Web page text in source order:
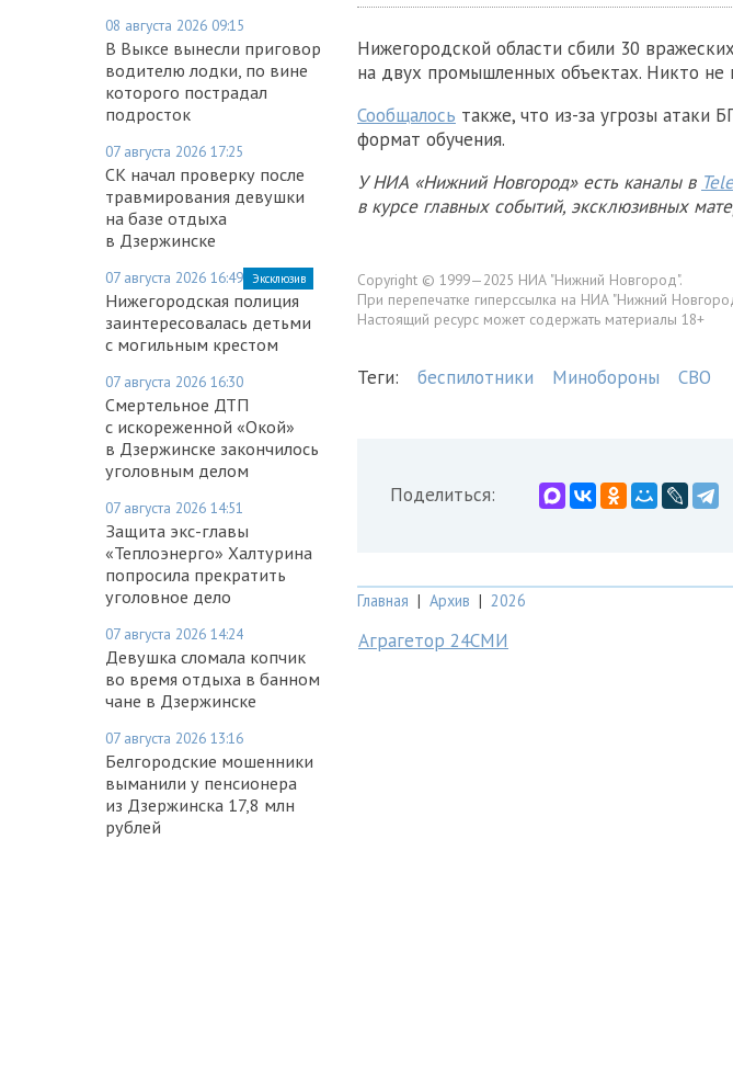
08 августа 2026 09:15
В Выксе вынесли приговор
водителю лодки, по вине
которого пострадал
подросток
07 августа 2026 17:25
СК начал проверку после
травмирования девушки
на базе отдыха
в Дзержинске
07 августа 2026 16:49 Эксклюзив
Нижегородская полиция
заинтересовалась детьми
с могильным крестом
07 августа 2026 16:30
Смертельное ДТП
с искореженной «Окой»
в Дзержинске закончилось
уголовным делом
07 августа 2026 14:51
Защита экс-главы
«Теплоэнерго» Халтурина
попросила прекратить
уголовное дело
07 августа 2026 14:24
Девушка сломала копчик
во время отдыха в банном
чане в Дзержинске
07 августа 2026 13:16
Белгородские мошенники
выманили у пенсионера
из Дзержинска 17,8 млн
рублей
Нижегородской области сбили 30
на двух промышленных объектах. Никто не
Сообщалось также, что из-за угрозы атаки
формат обучения.
У НИА «Нижний Новгород» есть каналы в
в курсе главных событий, эксклюзивных
Copyright © 1999—2025 НИА "Нижний Новгород".
При перепечатке гиперссылка на НИА "Нижний
Настоящий ресурс может содержать материалы 18+
Теги: беспилотники Минобороны СВО
Поделиться:
Главная | Архив | 2026
Аграгетор 24СМИ